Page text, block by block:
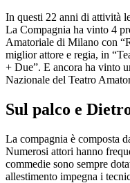
In questi 22 anni di attività
La Compagnia ha vinto 4
Amatoriale di Milano con
miglior attore e regia, in
+ Due”. E ancora ha vinto
Nazionale del Teatro
Sul palco e
La compagnia è composta
Numerosi attori hanno
commedie sono sempre
allestimento impegna i